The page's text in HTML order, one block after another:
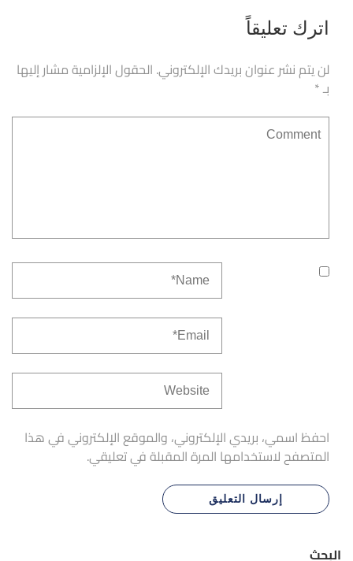
اترك تعليقاً
لن يتم نشر عنوان بريدك الإلكتروني. الحقول الإلزامية مشار إليها
بـ*
احفظ اسمي، بريدي الإلكتروني، والموقع الإلكتروني في هذا
المتصفح لاستخدامها المرة المقبلة في تعليقي.
البحث